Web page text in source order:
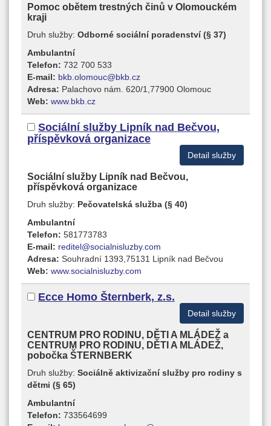
Pomoc obětem trestných činů v Olomouckém
kraji
Druh služby: Odborné sociální poradenství (§ 37)
Ambulantní
Telefon: 732 700 533
E-mail: bkb.olomouc@bkb.cz
Adresa: Palachovo nám. 620/1,77900 Olomouc
Web: www.bkb.cz
Sociální služby Lipník nad Bečvou,
příspěvková organizace
Detail služby
Sociální služby Lipník nad Bečvou,
příspěvková organizace
Druh služby: Pečovatelská služba (§ 40)
Ambulantní
Telefon: 581773783
E-mail: reditel@socialnisluzby.com
Adresa: Souhradní 1393,75131 Lipník nad Bečvou
Web: www.socialnisluzby.com
Ecce Homo Šternberk, z.s.
Detail služby
CENTRUM PRO RODINU, DĚTI A MLÁDEŽ a
CENTRUM PRO RODINU, DĚTI A MLÁDEŽ,
pobočka ŠTERNBERK
Druh služby: Sociálně aktivizační služby pro rodiny s
dětmi (§ 65)
Ambulantní
Telefon: 733564699